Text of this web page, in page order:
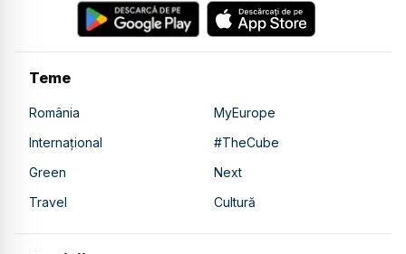
Teme
România
MyEurope
Internațional
#TheCube
Green
Next
Travel
Cultură